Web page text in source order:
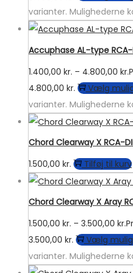
varianter. Mulighederne
Accuphase AL-type RCA-
1.400,00 kr. – 4.800,00 kr.
4.800,00 kr.
Vælg
varianter. Mulighederne
Chord Clearway X RCA-
1.500,00 kr. Tilføj til kurv
Chord Clearway X Aray
1.500,00 kr. – 3.500,00 kr.
3.500,00 kr.
Vælg
varianter. Mulighederne